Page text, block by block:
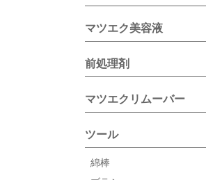
マツエク美容液
前処理剤
マツエクリムーバー
ツール
綿棒